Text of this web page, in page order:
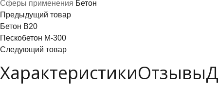
Сферы применения Бетон
Предыдущий товар
Бетон B20
Пескобетон М-300
Следующий товар
ХарактеристикиОтзывы